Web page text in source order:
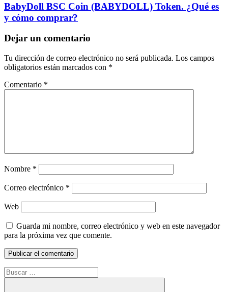
BabyDoll BSC Coin (BABYDOLL) Token. ¿Qué es
y cómo comprar?
Dejar un comentario
Tu dirección de correo electrónico no será publicada. Los campos
obligatorios están marcados con *
Comentario *
Nombre *
Correo electrónico *
Web
Guarda mi nombre, correo electrónico y web en este navegador
para la próxima vez que comente.
Buscar: